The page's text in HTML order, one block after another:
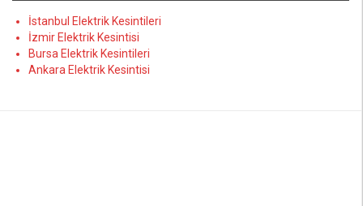
İstanbul Elektrik Kesintileri
İzmir Elektrik Kesintisi
Bursa Elektrik Kesintileri
Ankara Elektrik Kesintisi